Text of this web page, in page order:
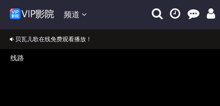
频道
贝瓦儿歌在线免费观看播放！
正在播放：贝瓦儿歌